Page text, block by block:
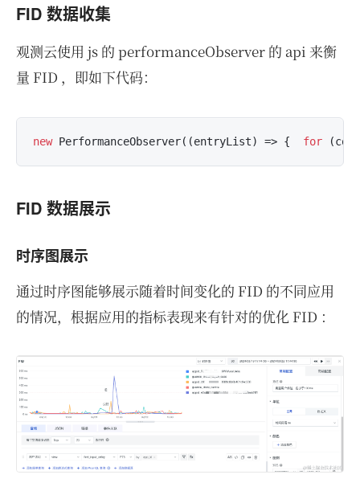
FID 数据收集
观测云使用 js 的 performanceObserver 的 api 来衡
量 FID ，即如下代码：
new PerformanceObserver((entryList) => { for
FID 数据展示
时序图展示
通过时序图能够展示随着时间变化的 FID 的不同应用
的情况，根据应用的指标表现来有针对的优化 FID ：